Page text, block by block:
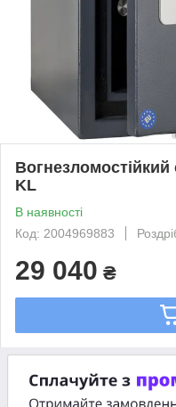
KL
В наявності
Код: 2004969883
29 040 ₴